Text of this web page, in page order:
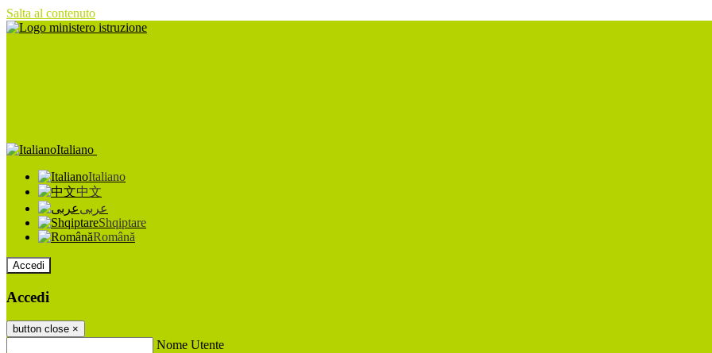
Salta al contenuto
Italiano
Italiano
中文
عربى
Shqiptare
Română
Accedi
Accedi
button close ×
Nome Utente